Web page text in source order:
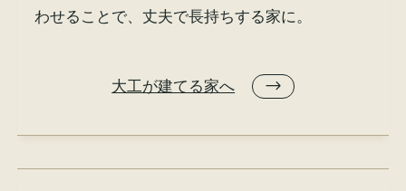
わせることで、丈夫で長持ちする家に。
大工が建てる家へ